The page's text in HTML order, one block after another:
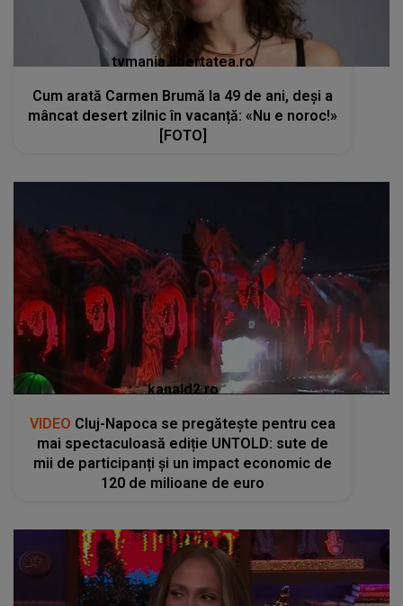
tvmania.libertatea.ro
Cum arată Carmen Brumă la 49 de ani, deși a
mâncat desert zilnic în vacanță: «Nu e noroc!»
[FOTO]
kanald2.ro
VIDEO Cluj-Napoca se pregătește pentru cea
mai spectaculoasă ediție UNTOLD: sute de
mii de participanți și un impact economic de
120 de milioane de euro